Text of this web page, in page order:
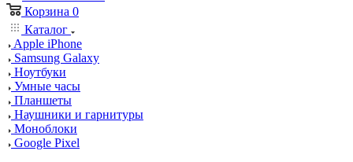
Корзина 0
Каталог
Apple iPhone
Samsung Galaxy
Ноутбуки
Умные часы
Планшеты
Наушники и гарнитуры
Моноблоки
Google Pixel